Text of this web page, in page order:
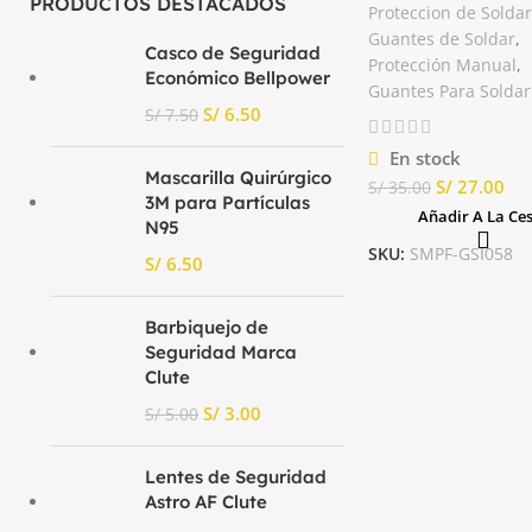
Casco de Seguridad
Económico Bellpower
S/7.50 S/ 6.50
Mascarilla Quirúrgico
3M para Partículas
N95
S/
Barbiquejo de
Seguridad Marca
Clute
S/5.00 S/ 3.00
Lentes de Seguridad
Astro AF Clute
Proteccion de Soldar
Guantes de Soldar,
Protección Manual,
Guantes Para Soldar
En stock
S/35.00 S/ 27.00
Añadir A La
SKU: SMPF-GSI058